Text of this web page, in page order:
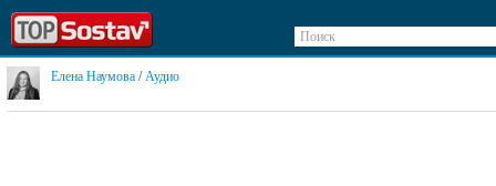
Поиск
Елена Наумова /Аудио